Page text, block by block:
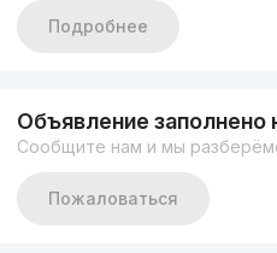
огорожена. Имеется
подземный двухэтажный
Инфраструктура
от аэропорта, парка Фурката
Подробнее
Объявление заполнено
Сообщите нам и мы
Пожаловаться